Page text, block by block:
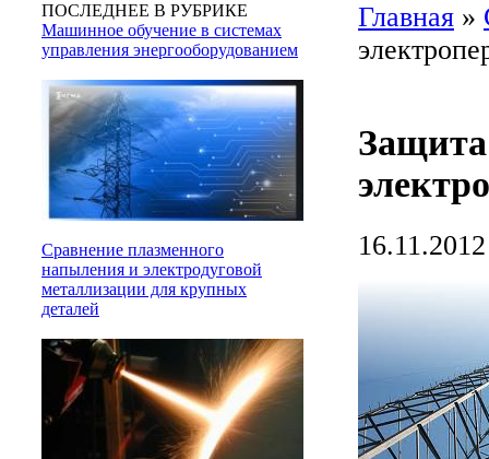
ПОСЛЕДНЕЕ В РУБРИКЕ
Машинное обучение в системах
управления энергооборудованием
Сравнение плазменного
напыления и электродуговой
металлизации для крупных
деталей
Главная »
16.11.2012